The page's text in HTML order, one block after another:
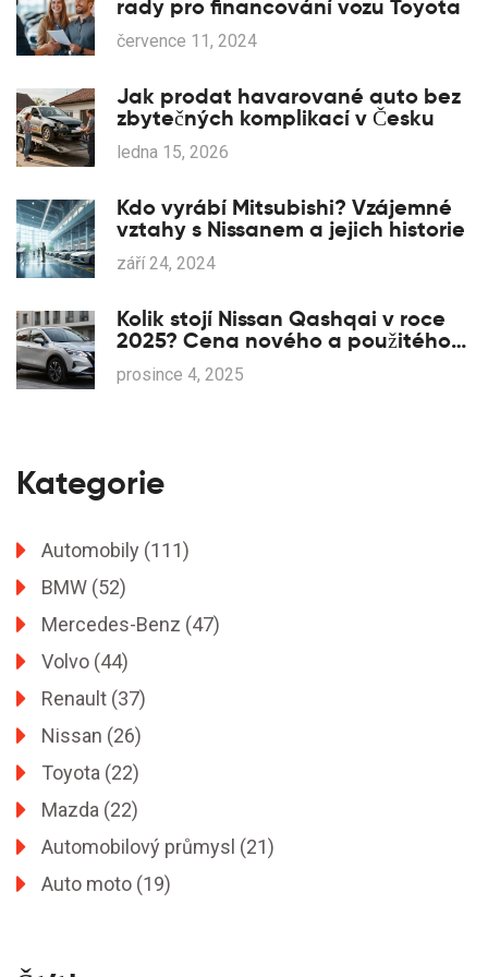
rady pro financování vozu Toyota
července 11, 2024
Jak prodat havarované auto bez
zbytečných komplikací v Česku
ledna 15, 2026
Kdo vyrábí Mitsubishi? Vzájemné
vztahy s Nissanem a jejich historie
září 24, 2024
Kolik stojí Nissan Qashqai v roce
2025? Cena nového a použitého
modelu
prosince 4, 2025
Kategorie
Automobily (111)
BMW (52)
Mercedes-Benz (47)
Volvo (44)
Renault (37)
Nissan (26)
Toyota (22)
Mazda (22)
Automobilový průmysl (21)
Auto moto (19)